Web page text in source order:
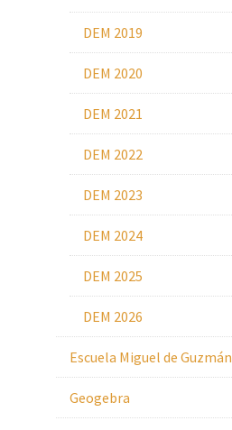
DEM 2019
DEM 2020
DEM 2021
DEM 2022
DEM 2023
DEM 2024
DEM 2025
DEM 2026
Escuela Miguel de Guzmán
Geogebra